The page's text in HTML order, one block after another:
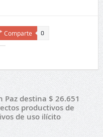
Comparte 0
Paz destina $ 26.651
productivos de
de uso ilícito